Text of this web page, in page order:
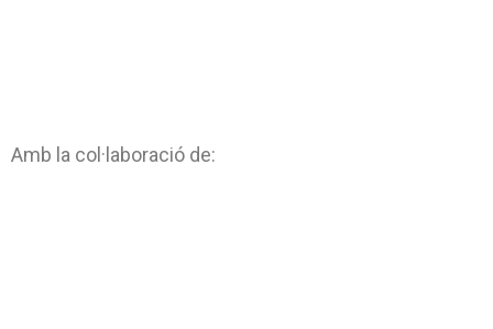
Amb la col·laboració de: